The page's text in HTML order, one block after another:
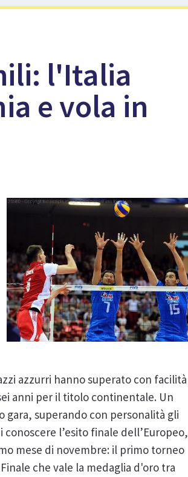
l'Italia
e vola in
azzurri hanno superato con facilità
anni per il titolo continentale. Un
gara, superando con personalità gli
l’esito finale dell’Europeo,
mese di novembre: il primo torneo
che vale la medaglia d'oro tra